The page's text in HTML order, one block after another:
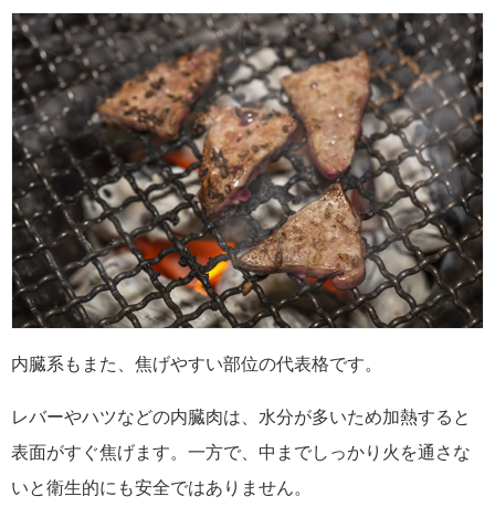
内臓系もまた、焦げやすい部位の代表格です。
レバーやハツなどの内臓肉は、水分が多いため加熱すると
表面がすぐ焦げます。一方で、中までしっかり火を通さな
いと衛生的にも安全ではありません。